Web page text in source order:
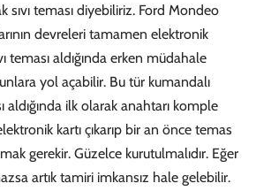
sıvı teması diyebiliriz. Ford Mondeo
devreleri tamamen elektronik
teması aldığında erken müdahale
yol açabilir. Bu tür kumandalı
aldığında ilk olarak anahtarı komple
kartı çıkarıp bir an önce temas
gerekir. Güzelce kurutulmalıdır. Eğer
artık tamiri imkansız hale gelebilir.